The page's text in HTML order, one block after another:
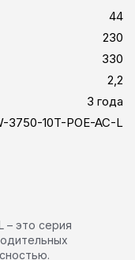
44
230
330
2,2
3 года
3750-10T-POE-AC-L
– это серия